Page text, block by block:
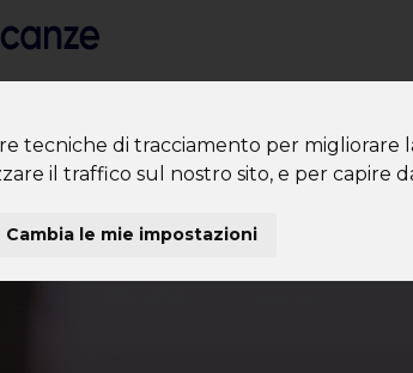
tecniche di tracciamento per
il traffico sul nostro sito, e per capire
Cambia le mie impostazioni